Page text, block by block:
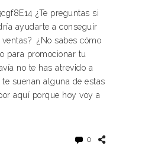
¿Te preguntas si
ayudarte a conseguir
¿No sabes cómo
para promocionar tu
no te has atrevido a
suenan alguna de estas
aquí porque hoy voy a
0